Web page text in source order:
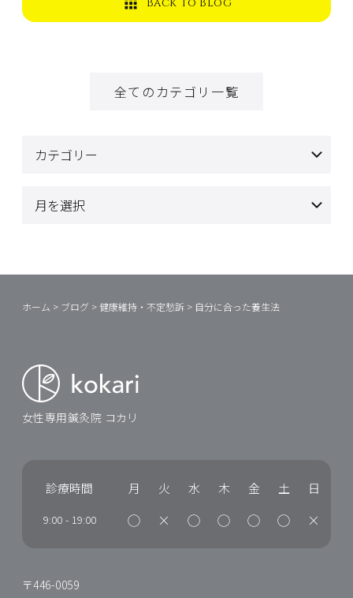
全てのカテゴリ一覧
ホーム > ブログ >健康維持・不定愁訴 > 自分に合った養生法
女性専用鍼灸院 コカリ
診療時間 月 火 水 木 金 土 日
9:00 - 19:00 ◯ × ◯ ◯ ◯ ◯ ×
〒446-0059